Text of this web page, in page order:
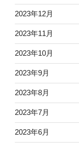
2023年12月
2023年11月
2023年10月
2023年9月
2023年8月
2023年7月
2023年6月